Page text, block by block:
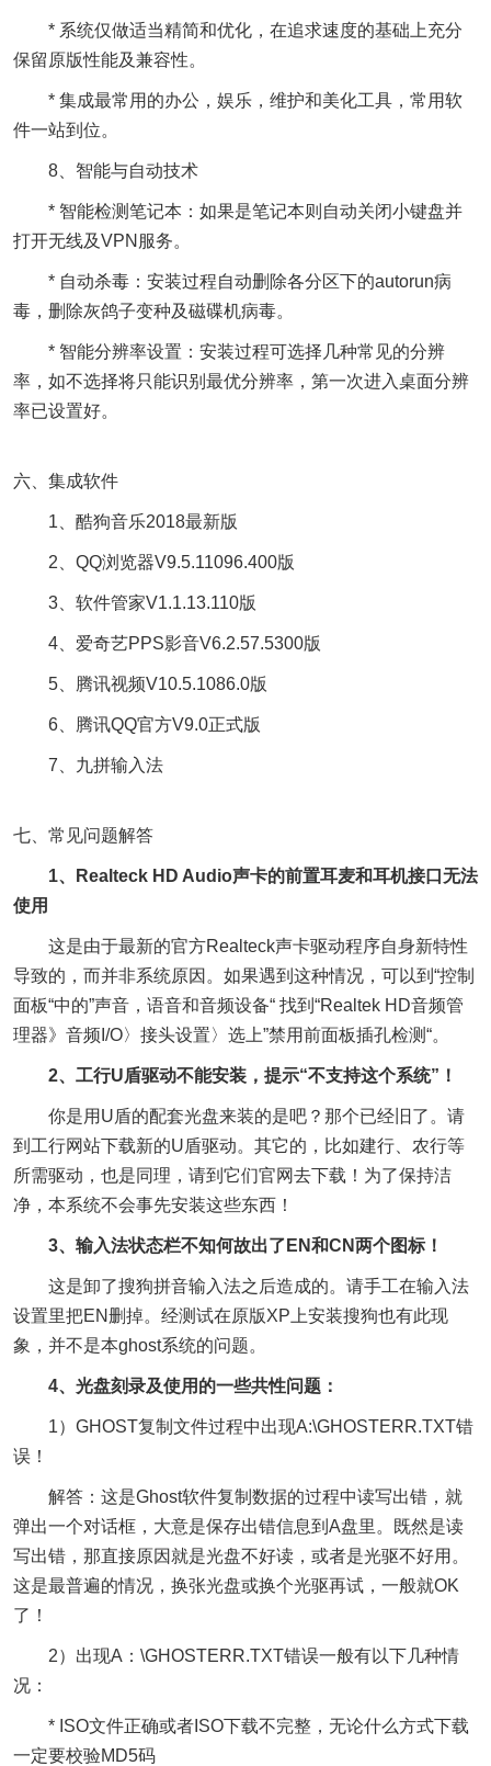
* 系统仅做适当精简和优化，在追求速度的基础上充分
保留原版性能及兼容性。
* 集成最常用的办公，娱乐，维护和美化工具，常用软
件一站到位。
8、智能与自动技术
* 智能检测笔记本：如果是笔记本则自动关闭小键盘并
打开无线及VPN服务。
* 自动杀毒：安装过程自动删除各分区下的autorun病
毒，删除灰鸽子变种及磁碟机病毒。
* 智能分辨率设置：安装过程可选择几种常见的分辨
率，如不选择将只能识别最优分辨率，第一次进入桌面分辨
率已设置好。
六、集成软件
1、酷狗音乐2018最新版
2、QQ浏览器V9.5.11096.400版
3、软件管家V1.1.13.110版
4、爱奇艺PPS影音V6.2.57.5300版
5、腾讯视频V10.5.1086.0版
6、腾讯QQ官方V9.0正式版
7、九拼输入法
七、常见问题解答
1、Realteck HD Audio声卡的前置耳麦和耳机接口无法
使用
这是由于最新的官方Realteck声卡驱动程序自身新特性
导致的，而并非系统原因。如果遇到这种情况，可以到“控制
面板“中的”声音，语音和音频设备“ 找到“Realtek HD音频管
理器》音频I/O〉接头设置〉选上”禁用前面板插孔检测“。
2、工行U盾驱动不能安装，提示“不支持这个系统”！
你是用U盾的配套光盘来装的是吧？那个已经旧了。请
到工行网站下载新的U盾驱动。其它的，比如建行、农行等
所需驱动，也是同理，请到它们官网去下载！为了保持洁
净，本系统不会事先安装这些东西！
3、输入法状态栏不知何故出了EN和CN两个图标！
这是卸了搜狗拼音输入法之后造成的。请手工在输入法
设置里把EN删掉。经测试在原版XP上安装搜狗也有此现
象，并不是本ghost系统的问题。
4、光盘刻录及使用的一些共性问题：
1）GHOST复制文件过程中出现A:\GHOSTERR.TXT错
误！
解答：这是Ghost软件复制数据的过程中读写出错，就
弹出一个对话框，大意是保存出错信息到A盘里。既然是读
写出错，那直接原因就是光盘不好读，或者是光驱不好用。
这是最普遍的情况，换张光盘或换个光驱再试，一般就OK
了！
2）出现A：\GHOSTERR.TXT错误一般有以下几种情
况：
* ISO文件正确或者ISO下载不完整，无论什么方式下载
一定要校验MD5码